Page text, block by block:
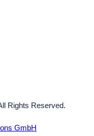
Rights Reserved.
GmbH